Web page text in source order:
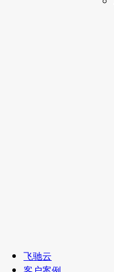
飞驰云